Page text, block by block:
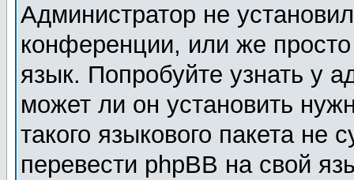
Администратор не
конференции, или же
язык. Попробуйте узнать у
может ли он установить
такого языкового пакета не
перевести phpBB на свой